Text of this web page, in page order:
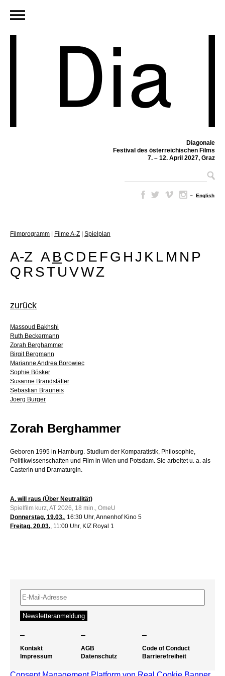
Diagonale
Festival des österreichischen Films
7. – 12. April 2027, Graz
– English
Filmprogramm Filme A-Z Spielplan
A-Z A BC D E FG HJ K L M N P
Q RSTUVWZ
zurück
Massoud Bakhshi
Ruth Beckermann
Zorah Berghammer
Birgit Bergmann
Marianne Andrea Borowiec
Sophie Bösker
Susanne Brandstätter
Sebastian Brauneis
Joerg Burger
Zorah Berghammer
Geboren 1995 in Hamburg. Studium der Komparatistik, Philosophie,
Politikwissenschaften und Film in Wien und Potsdam. Sie arbeitet u. a. als
Casterin und Dramaturgin.
A. will raus (Über Neutralität)
Spielfilm kurz, AT 2026, 18 min., OmeU
Donnerstag, 19.03., 16:30 Uhr, Annenhof Kino 5
Freitag, 20.03., 11:00 Uhr, KIZ Royal 1
– – –
Kontakt
Impressum
AGB
Datenschutz
Code of Conduct
Barrierefreiheit